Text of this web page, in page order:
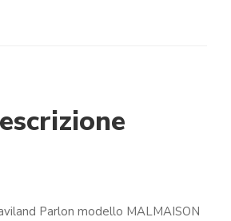
Parlon modello MALMAISON